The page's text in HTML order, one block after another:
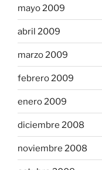
mayo 2009
abril 2009
marzo 2009
febrero 2009
enero 2009
diciembre 2008
noviembre 2008